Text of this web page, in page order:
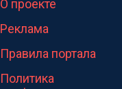
О проекте
Реклама
Правила портала
Политика